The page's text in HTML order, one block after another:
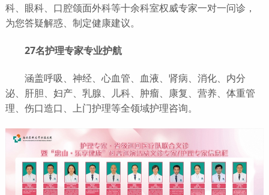
科、眼科、口腔颌面外科等十余科室权威专家一对一问诊，
为您答疑解惑、制定健康建议。
27名护理专家专业护航
涵盖呼吸、神经、心血管、血液、肾病、消化、内分
泌、肝胆、妇产、乳腺、儿科、肿瘤、康复、营养、体重管
理、伤口造口、上门护理等全领域护理咨询。